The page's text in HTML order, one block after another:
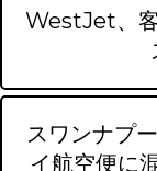
WestJet、
スワンナプ
イ航空便に